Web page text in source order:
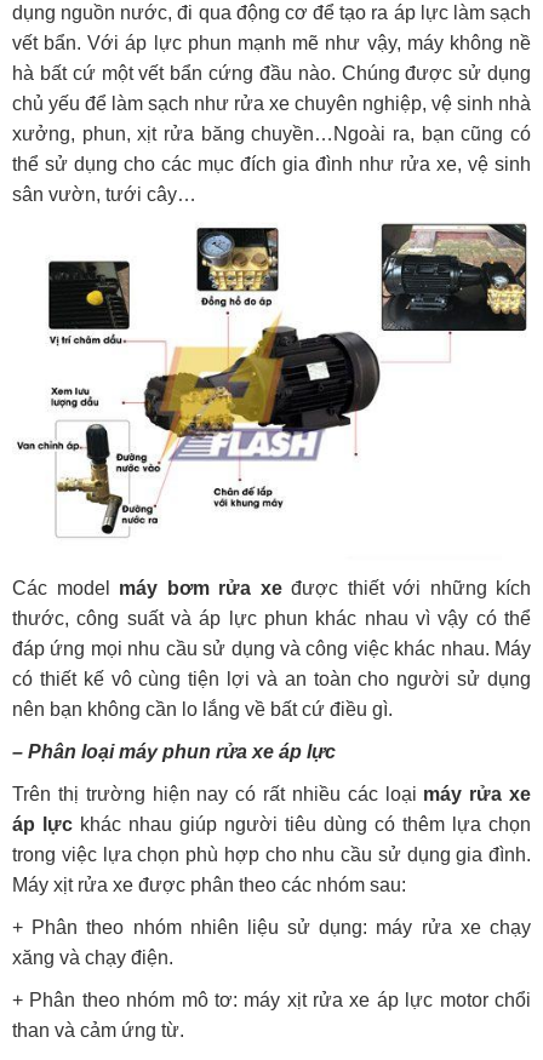
dụng nguồn nước, đi qua động cơ để tạo ra áp lực làm sạch
vết bẩn. Với áp lực phun mạnh mẽ như vậy, máy không nề
hà bất cứ một vết bẩn cứng đầu nào. Chúng được sử dụng
chủ yếu để làm sạch như rửa xe chuyên nghiệp, vệ sinh nhà
xưởng, phun, xịt rửa băng chuyền…Ngoài ra, bạn cũng có
thể sử dụng cho các mục đích gia đình như rửa xe, vệ sinh
sân vườn, tưới cây…
Các model máy bơm rửa xeđược thiết với những kích
thước, công suất và áp lực phun khác nhau vì vậy có thể
đáp ứng mọi nhu cầu sử dụng và công việc khác nhau. Máy
có thiết kế vô cùng tiện lợi và an toàn cho người sử dụng
nên bạn không cần lo lắng về bất cứ điều gì.
– Phân loại máy phun rửa xe áp lực
Trên thị trường hiện nay có rất nhiều các loại máy rửa xe
áp lực khác nhau giúp người tiêu dùng có thêm lựa chọn
trong việc lựa chọn phù hợp cho nhu cầu sử dụng gia đình.
Máy xịt rửa xe được phân theo các nhóm sau:
+ Phân theo nhóm nhiên liệu sử dụng: máy rửa xe chạy
xăng và chạy điện.
+ Phân theo nhóm mô tơ: máy xịt rửa xe áp lực motor chổi
than và cảm ứng từ.